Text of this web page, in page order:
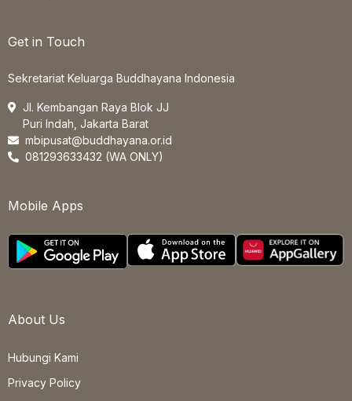
Get in Touch
Sekretariat Keluarga Buddhayana Indonesia
Jl. Kembangan Raya Blok JJ
Puri Indah, Jakarta Barat
mbipusat@buddhayana.or.id
081293633432 (WA ONLY)
Mobile Apps
About Us
Hubungi Kami
Privacy Policy